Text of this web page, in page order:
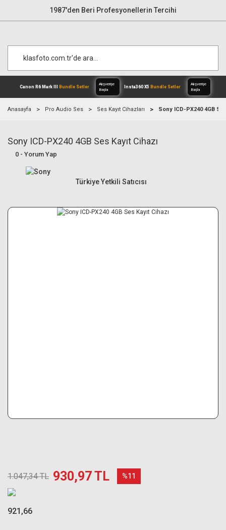
1987'den Beri Profesyonellerin Tercihi
Canon R6 Mark IIIBundle Setler
Anasayfa Pro Audio Ses Ses Kayıt Cihazları Sony ICD-PX240 4GB
Sony ICD-PX240 4GB Ses Kayıt Cihazı
0 - Yorum Yap
Türkiye Yetkili Satıcısı
1.047,34 TL 930,97 TL %11
921,66